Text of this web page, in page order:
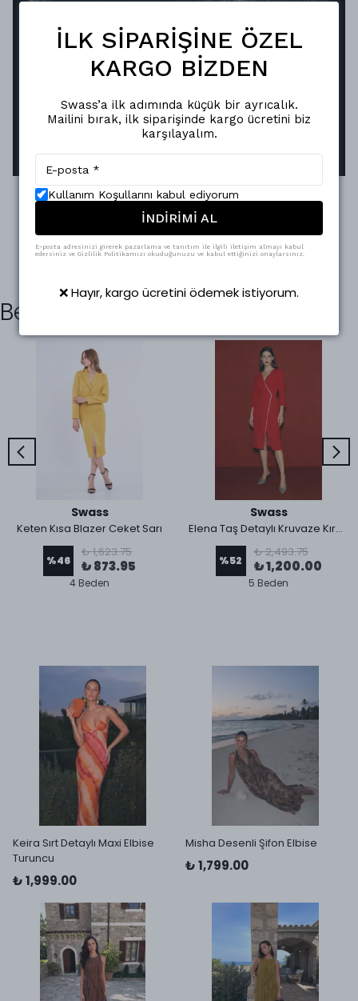
ŞIKLIK
Vakum metalizasyon teknolojisiyle hayat bulan
Swass aksesuarları, ayna efektli pürüzsüz
yüzeyiyle ışığı mükemmel şekilde yansıtır.
Oksitlenmeye karşı dirençli yapısı sayesinde,
parlaklığını uzun süreler korur.
Benzer Ürünler
Swass
Keten Kısa Blazer Ceket Sarı
%46
₺ 1,623.75
₺ 873.95
4 Beden
Swass
Elena Taş Detaylı Kruvaze Kırmızı Elbise
%52
₺ 2,493.75
₺ 1,200.00
5 Beden
Keira Sırt Detaylı Maxi Elbise
Turuncu
₺ 1,999.00
Misha Desenli Şifon Elbise
₺ 1,799.00
İLK SİPARİŞİNE ÖZEL
KARGO BİZDEN
Swass’a ilk adımında küçük bir ayrıcalık.
Mailini bırak, ilk siparişinde kargo ücretini biz
karşılayalım.
Kullanım Koşullarını kabul ediyorum
İNDİRİMİ AL
E-posta adresinizi girerek pazarlama ve tanıtım ile ilgili iletişim almayı kabul
edersiniz ve Gizlilik Politikamızı okuduğunuzu ve kabul ettiğinizi onaylarsınız.
❌ Hayır, kargo ücretini ödemek istiyorum.